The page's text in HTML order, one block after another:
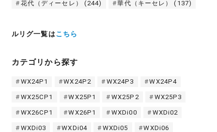
花代（ディーセレ） (244) 華代（キーセレ） (137)
ルリグ一覧はこちら
カテゴリから探す
WX24P1 WX24P2 WX24P3 WX24P4
WX25CP1 WX25P1 WX25P2 WX25P3
WX26CP1 WX26P1 WXDi00 WXDi02
WXDi03 WXDi04 WXDi05 WXDi06